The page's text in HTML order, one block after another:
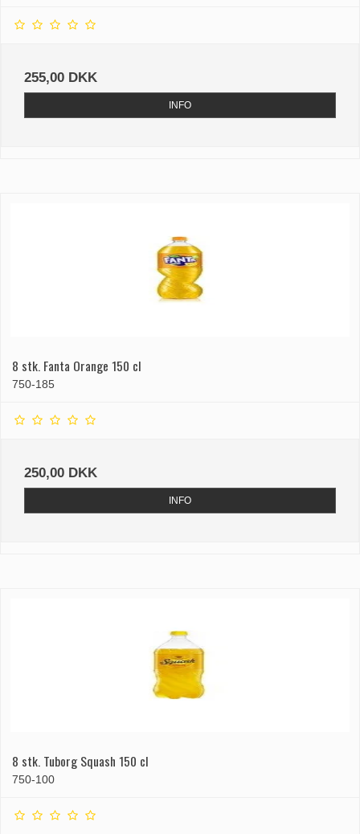
255,00 DKK
INFO
8 stk. Fanta Orange 150 cl
750-185
250,00 DKK
INFO
8 stk. Tuborg Squash 150 cl
750-100